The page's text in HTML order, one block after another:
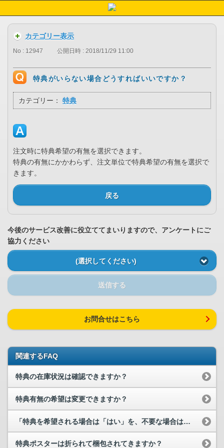
カテゴリー表示
No : 12947 公開日時 : 2018/11/29 11:00
特典がいらない場合どうすればいいですか？
カテゴリー： 特典
注文時に特典希望の有無を選択できます。
特典の有無にかかわらず、注文単位で特典希望の有無を選択で
きます。
戻る
今後のサービス改善に役立ててまいりますので、アンケートにご
協力ください
(選択してください)
送信する
お問合せはこちら
関連するFAQ
特典の在庫状況は確認できますか？
特典有無の希望は変更できますか？
「特典を希望される場合は「はい」を、不要な場合は「いいえ」をご選択ください...
特典ポスターは折られて梱包されてきますか？